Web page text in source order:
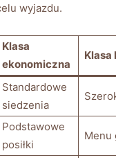
wyjazdu.
Klasa
ekonomiczna
Klasa
Standardowe
siedzenia
Podstawowe
posiłki
Menu